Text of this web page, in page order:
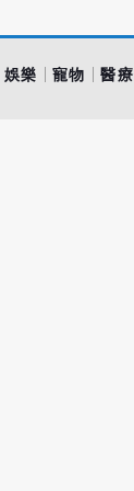
娛樂 寵物 醫療